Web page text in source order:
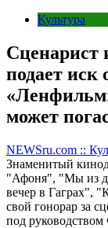
Культура
Сценарист
подает иск
может
NEWSru.com ::
Знаменитый
"Афоня", "Мы из
вечер в Гаграх",
свой гонорар за
под